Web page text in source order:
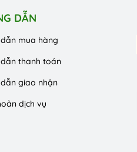
DẪN
mua hàng
thanh toán
giao nhận
dịch vụ